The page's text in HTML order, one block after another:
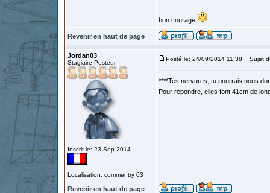
bon courage
Revenir en haut de page
Jordan03
Stagiaire Posteur
Inscrit le: 23 Sep 2014
Localisation: commentry 03
Posté le: 24/09/2014 11:38 Sujet
****Tes nervures, tu pourrais nous
Pour répondre, elles font 41cm de
Revenir en haut de page